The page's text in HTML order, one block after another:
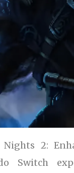
Nights 2:
Switch